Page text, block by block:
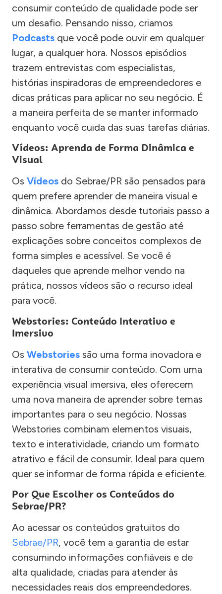
consumir conteúdo de qualidade pode ser
um desafio. Pensando nisso, criamos
Podcasts que você pode ouvir em qualquer
lugar, a qualquer hora. Nossos episódios
trazem entrevistas com especialistas,
histórias inspiradoras de empreendedores e
dicas práticas para aplicar no seu negócio. É
a maneira perfeita de se manter informado
enquanto você cuida das suas tarefas diárias.
Vídeos: Aprenda de Forma Dinâmica e
Visual
Os Vídeos do Sebrae/PR são pensados para
quem prefere aprender de maneira visual e
dinâmica. Abordamos desde tutoriais passo a
passo sobre ferramentas de gestão até
explicações sobre conceitos complexos de
forma simples e acessível. Se você é
daqueles que aprende melhor vendo na
prática, nossos vídeos são o recurso ideal
para você.
Webstories: Conteúdo Interativo e
Imersivo
Os Webstories são uma forma inovadora e
interativa de consumir conteúdo. Com uma
experiência visual imersiva, eles oferecem
uma nova maneira de aprender sobre temas
importantes para o seu negócio. Nossas
Webstories combinam elementos visuais,
texto e interatividade, criando um formato
atrativo e fácil de consumir. Ideal para quem
quer se informar de forma rápida e eficiente.
Por Que Escolher os Conteúdos do
Sebrae/PR?
Ao acessar os conteúdos gratuitos do
Sebrae/PR, você tem a garantia de estar
consumindo informações confiáveis e de
alta qualidade, criadas para atender às
necessidades reais dos empreendedores.